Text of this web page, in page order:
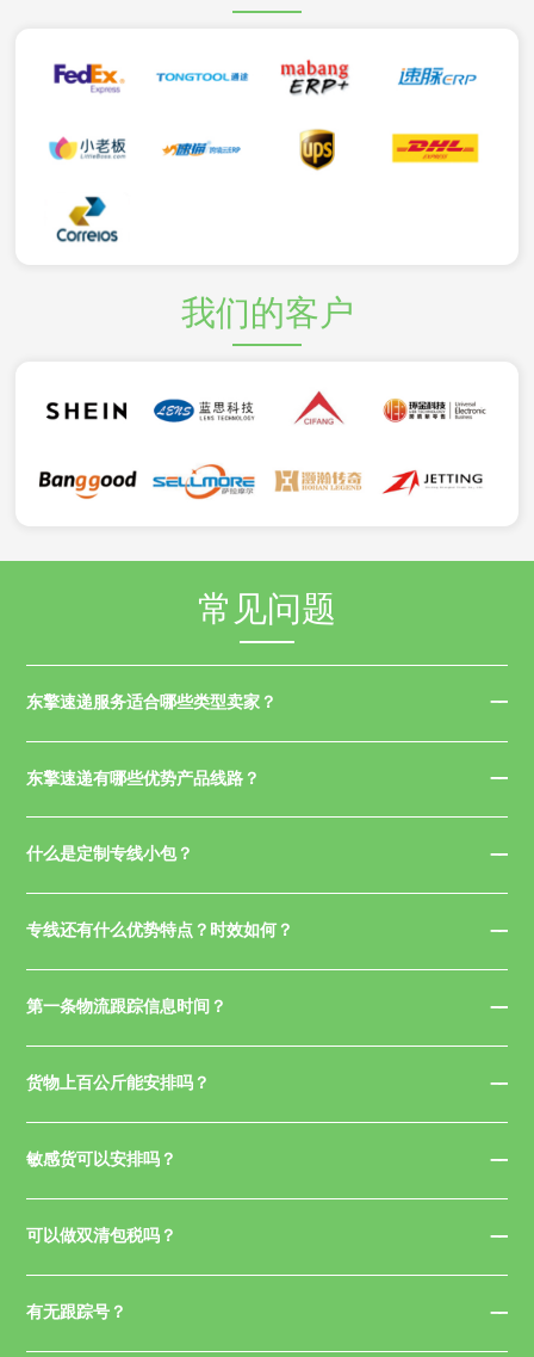
我们的客户
常见问题
东擎速递服务适合哪些类型卖家？
东擎速递有哪些优势产品线路？
什么是定制专线小包？
专线还有什么优势特点？时效如何？
第一条物流跟踪信息时间？
货物上百公斤能安排吗？
敏感货可以安排吗？
可以做双清包税吗？
有无跟踪号？